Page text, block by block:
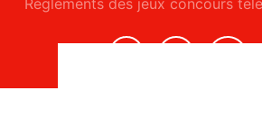
Règlements des jeux concours